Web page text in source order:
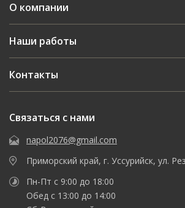
О компании
Наши работы
Контакты
Связаться с нами
napol2076@gmail.com
Приморский край, г. Уссурийск, ул.
Пн-Пт с 9:00 до 18:00
Обед с 13:00 до 14:00